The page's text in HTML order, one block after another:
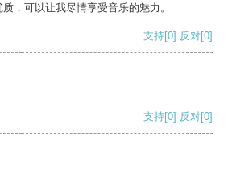
，可以让我尽情享受音乐的魅力。
支持[0] 反对[0]
支持[0] 反对[0]